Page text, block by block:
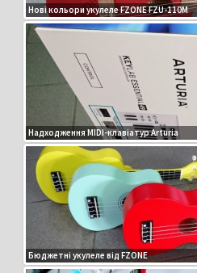
Нові кольори укулеле FZONE FZU-110M
Надходження MIDI-клавіатур Arturia
Бюджетні укулеле від FZONE